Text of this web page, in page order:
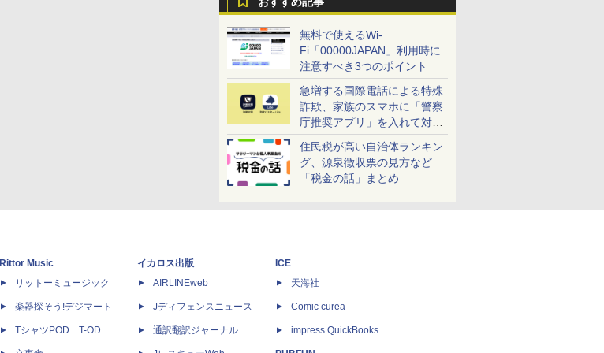
無料で使えるWi-
Fi「00000JAPAN」利用時に
注意すべき3つのポイント
急増する国際電話による特殊
詐欺、家族のスマホに「警察
庁推奨アプリ」を入れて対策
しよう！
住民税が高い自治体ランキン
グ、源泉徴収票の見方など
「税金の話」まとめ
Rittor Music
リットーミュージック
楽器探そう!デジマート
TシャツPOD T-OD
イカロス出版
AIRLINEweb
Jディフェンスニュース
通訳翻訳ジャーナル
ICE
天海社
Comic curea
impress QuickBooks